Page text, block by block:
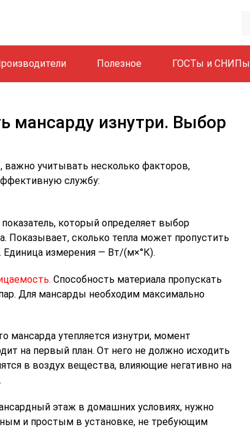
Полезное ГОСТы и СНИПы
мансарду изнутри. Выбор
важно учитывать несколько факторов,
службу:
который определяет выбор
Показывает, сколько тепла может пропустить
Единица измерения — Вт/(м×°К).
Способность материала пропускать
Для мансарды необходим максимально
мансарда утепляется изнутри, момент
на первый план. От него не должно исходить
в воздух вещества, влияющие негативно на
этаж в домашних условиях, нужно
и простым в установке, не требующим